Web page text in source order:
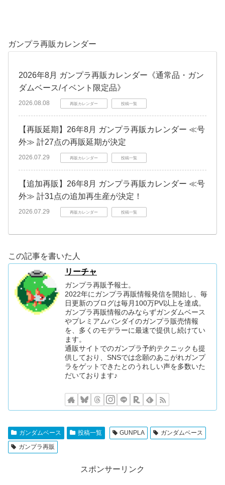
ガンプラ再販カレンダー
2026年8月 ガンプラ再販カレンダー《通常品・ガン
ダムベース/イベント限定品》
2026.08.08 再販カレンダー 投稿一覧
【再販延期】26年8月 ガンプラ再販カレンダー ≪号
外≫ 計27点の再販延期が決定
2026.07.29 再販カレンダー 投稿一覧
【追加再販】26年8月 ガンプラ再販カレンダー ≪号
外≫ 計31点の追加再生産が決定！
2026.07.29 再販カレンダー 投稿一覧
この記事を書いた人
リーチャ
ガンプラ再販予報士。
2022年にガンプラ再販情報発信を開始し、毎
日更新のブログは毎月100万PV以上を達成。
ガンプラ再販情報のみならずガンダムベース
やプレミアムバンダイのガンプラ販売情報
を、多くのモデラーに最速で提供し続けてい
ます。
通販サイトでのガンプラ予約テクニックも提
供しており、SNSでは念願のあこがれガンプ
ラをゲットできたとのうれしい声を多数いた
だいております♪
ガンダムベース 投稿一覧 GUNPLA
ガンダムベース
ガンプラ再販
スポンサーリンク